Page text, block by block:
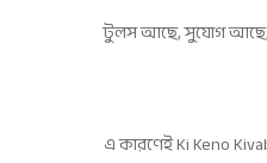
টুলস আছে, সুযোগ আছে,
এ কারণেই Ki Keno